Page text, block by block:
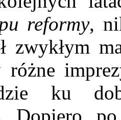
reformy,
zwykłym
różne
ku
Dopiero